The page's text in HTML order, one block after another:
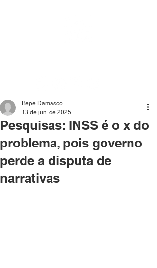
Pesquisas: INSS é o x do
problema, pois governo
perde a disputa de
narrativas
Bepe Damasco
13 de jun. de 2025